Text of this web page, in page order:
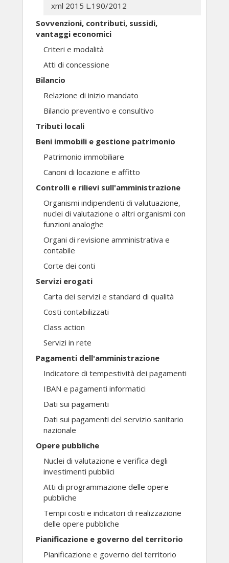
xml 2015 L.190/2012
Sovvenzioni, contributi, sussidi,
vantaggi economici
Criteri e modalità
Atti di concessione
Bilancio
Relazione di inizio mandato
Bilancio preventivo e consultivo
Tributi locali
Beni immobili e gestione patrimonio
Patrimonio immobiliare
Canoni di locazione e affitto
Controlli e rilievi sull'amministrazione
Organismi indipendenti di valutuazione,
nuclei di valutazione o altri organismi con
funzioni analoghe
Organi di revisione amministrativa e
contabile
Corte dei conti
Servizi erogati
Carta dei servizi e standard di qualità
Costi contabilizzati
Class action
Servizi in rete
Pagamenti dell'amministrazione
Indicatore di tempestività dei pagamenti
IBAN e pagamenti informatici
Dati sui pagamenti
Dati sui pagamenti del servizio sanitario
nazionale
Opere pubbliche
Nuclei di valutazione e verifica degli
investimenti pubblici
Atti di programmazione delle opere
pubbliche
Tempi costi e indicatori di realizzazione
delle opere pubbliche
Pianificazione e governo del territorio
Pianificazione e governo del territorio